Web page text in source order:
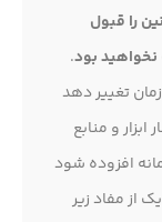
را قبول
نخواهید بود.
تغییر دهد
و منابع
افزوده شود
از مفاد زیر